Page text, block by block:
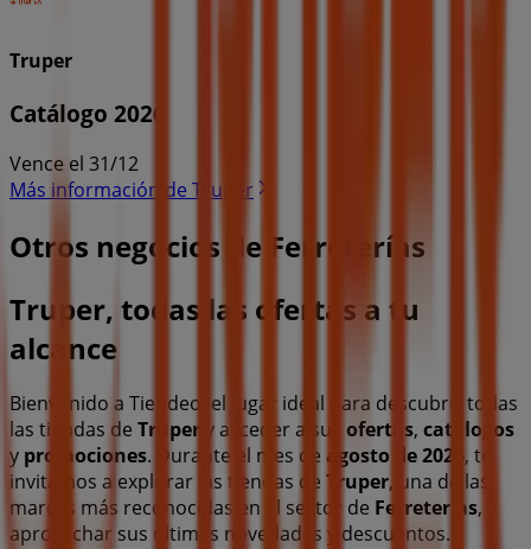
Truper
Catálogo 2026
Vence el 31/12
Más información de Truper
Otros negocios de Ferreterías
Truper, todas las ofertas a tu
alcance
Bienvenido a Tiendeo, el lugar ideal para descubrir todas
las tiendas de Truper y acceder a sus ofertas, catálogos
y promociones. Durante el mes de agosto de 2026 , te
invitamos a explorar las tiendas de Truper, una de las
marcas más reconocidas en el sector de Ferreterías, y
aprovechar sus últimas novedades y descuentos.